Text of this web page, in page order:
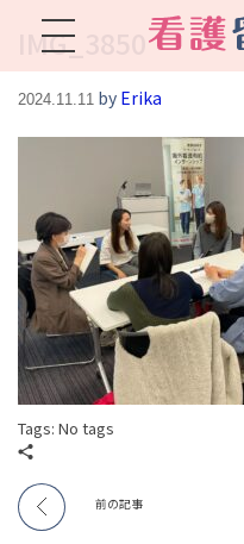
IMG_3850
2024.11.11 by Erika
Tags: No tags
前の記事